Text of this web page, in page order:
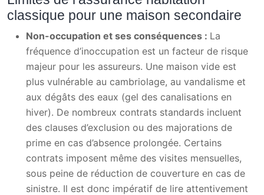
classique pour une maison secondaire
Non-occupation et ses conséquences : La
fréquence d’inoccupation est un facteur de risque
majeur pour les assureurs. Une maison vide est
plus vulnérable au cambriolage, au vandalisme et
aux dégâts des eaux (gel des canalisations en
hiver). De nombreux contrats standards incluent
des clauses d’exclusion ou des majorations de
prime en cas d’absence prolongée. Certains
contrats imposent même des visites mensuelles,
sous peine de réduction de couverture en cas de
sinistre. Il est donc impératif de lire attentivement